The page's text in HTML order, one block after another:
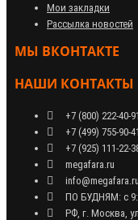
Мои закладки
Рассылка новостей
МЫ ВКОНТАКТЕ
НАШИ КОНТАКТЫ
+7 (800) 222-40-91
+7 (499) 755-90-41
+7 (925) 111-22-
megafara.ru
info@megafara.ru
ПО БУДНЯМ: с
РФ, г. Москва,